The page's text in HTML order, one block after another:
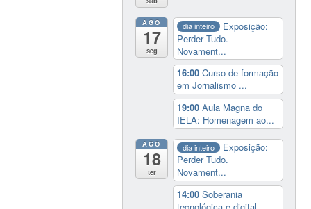
AGO
17
seg
dia inteiro
Exposição:
Perder Tudo.
Novament...
16:00Curso de formação
em Jornalismo ...
19:00Aula Magna do
IELA: Homenagem ao...
AGO
18
ter
dia inteiro
Exposição:
Perder Tudo.
Novament...
14:00Soberania